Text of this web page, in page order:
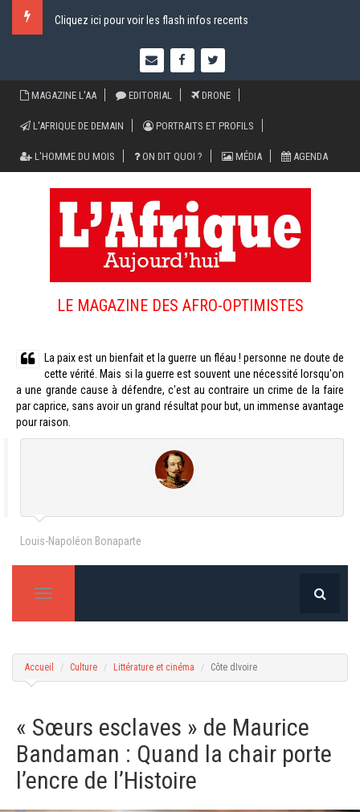
Cliquez ici pour voir les flash infos recents
MAGAZINE L'AA EDITORIAL DRONE
L'AFRIQUE DE DEMAIN PORTRAITS ET PROFILS
L'HOMME DU MOIS ON DIT QUOI ? MÉDIA AGENDA
LE MAGAZINE DES AFRO-OPTIMISTES
La paix est un bienfait et la guerre un fléau ! personne ne doute de
cette vérité. Mais si la guerre est souvent une nécessité lorsqu'on
a une grande cause à défendre, c'est au contraire un crime de la faire
par caprice, sans avoir un grand résultat pour but, un immense avantage
pour raison.
Louis-Napoléon Bonaparte
T
v
g
t
Accueil Culture Littérature et cinéma Côte dIvoire
« Sœurs esclaves » de Maurice
Bandaman : Quand la chair porte
l’encre de l’Histoire